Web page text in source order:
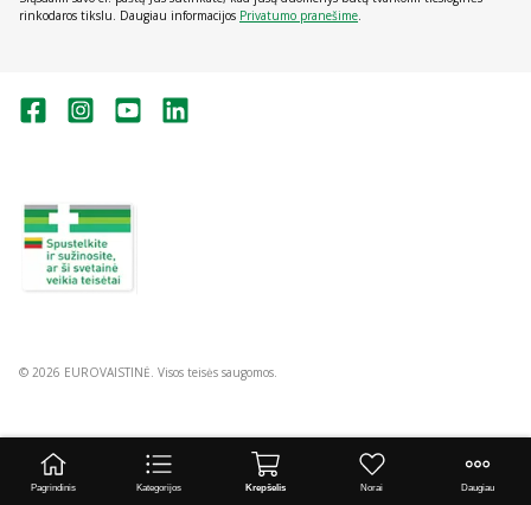
rinkodaros tikslu. Daugiau informacijos Privatumo pranešime.
© 2026 EUROVAISTINĖ. Visos teisės saugomos.
Pagrindinis Kategorijos Krepšelis Norai Daugiau